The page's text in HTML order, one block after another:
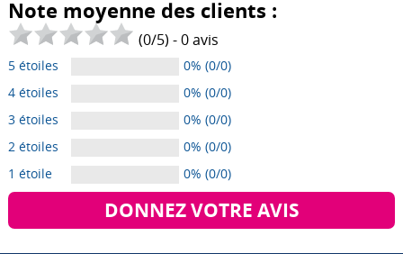
Note moyenne des clients :
(0/5) -0avis
5 étoiles
0% (0/0)
4 étoiles
0% (0/0)
3 étoiles
0% (0/0)
2 étoiles
0% (0/0)
1 étoile
0% (0/0)
DONNEZ VOTRE AVIS